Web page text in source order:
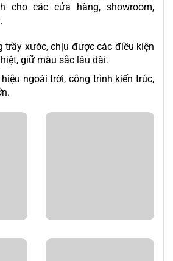
cho các cửa hàng, showroom,
trầy xước, chịu được các điều kiện
giữ màu sắc lâu dài.
hiệu ngoài trời, công trình kiến trúc,